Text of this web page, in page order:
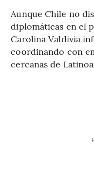
Aunque Chile no
diplomáticas en el
Carolina Valdivia
coordinando con
cercanas de